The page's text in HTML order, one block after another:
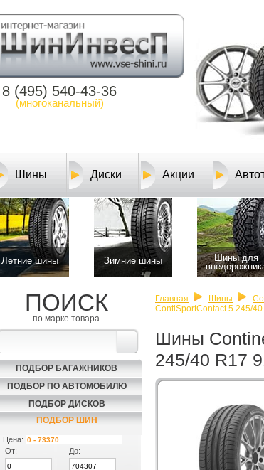
8 (495) 540-43-36
(многоканальный)
Шины Диски Акции
Летние шины Зимние шины
Шины для
ПОИСК
по марке товара
ПОДБОР БАГАЖНИКОВ
ПОДБОР ПО АВТОМОБИЛЮ
ПОДБОР ДИСКОВ
ПОДБОР ШИН
Цена:
От:
До:
Главная Шины
ContiSportContact 5 245/
Шины
245/40 R17